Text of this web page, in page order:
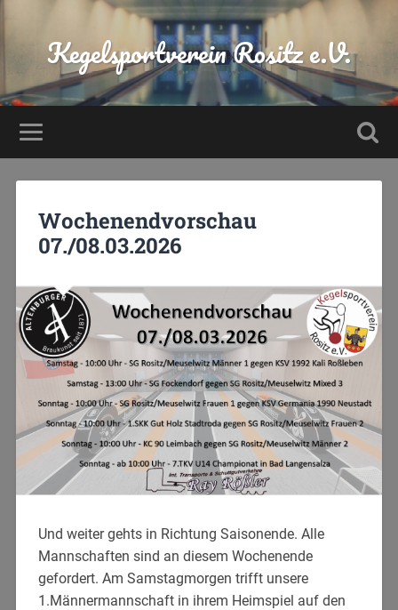
Kegelsportverein Rositz e.V.
Wochenendvorschau
07./08.03.2026
Und weiter gehts in Richtung Saisonende. Alle
Mannschaften sind an diesem Wochenende
gefordert. Am Samstagmorgen trifft unsere
1.Männermannschaft in ihrem Heimspiel auf den